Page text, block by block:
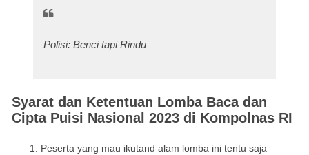
Polisi: Benci tapi Rindu
Syarat dan Ketentuan Lomba Baca dan
Cipta Puisi Nasional 2023 di Kompolnas RI
Peserta yang mau ikutand alam lomba ini tentu saja